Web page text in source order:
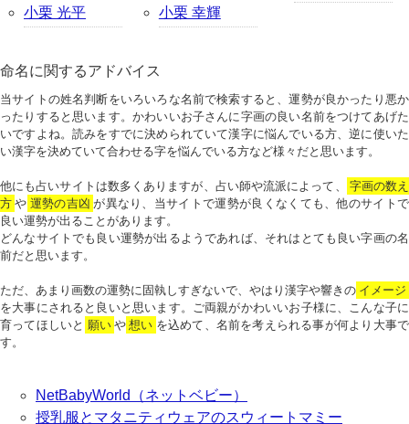
小栗 光平
小栗 幸輝
命名に関するアドバイス
当サイトの姓名判断をいろいろな名前で検索すると、運勢が良かったり悪か
ったりすると思います。かわいいお子さんに字画の良い名前をつけてあげた
いですよね。読みをすでに決められていて漢字に悩んでいる方、逆に使いた
い漢字を決めていて合わせる字を悩んでいる方など様々だと思います。
他にも占いサイトは数多くありますが、占い師や流派によって、
字画の数え
方 や 運勢の吉凶 が異なり、当サイトで運勢が良くなくても、他のサイトで
良い運勢が出ることがあります。
どんなサイトでも良い運勢が出るようであれば、それはとても良い字画の名
前だと思います。
ただ、あまり画数の運勢に固執しすぎないで、やはり漢字や響きの イメージ
を大事にされると良いと思います。ご両親がかわいいお子様に、こんな子に
育ってほしいと 願い や 想い を込めて、名前を考えられる事が何より大事で
す。
NetBabyWorld（ネットベビー）
授乳服とマタニティウェアのスウィートマミー